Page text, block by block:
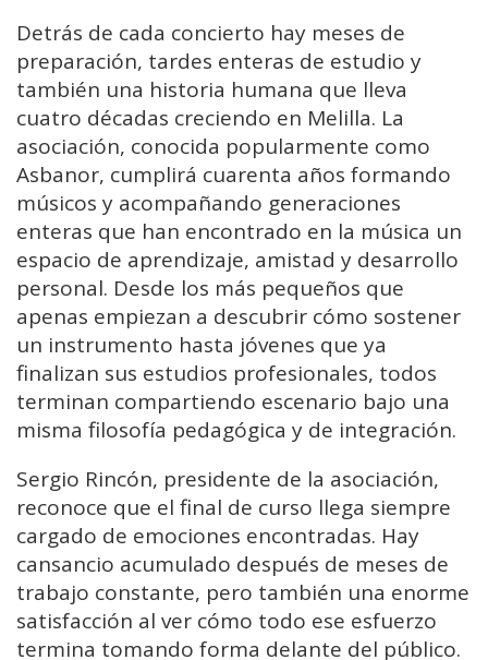
Detrás de cada concierto hay meses de
preparación, tardes enteras de estudio y
también una historia humana que lleva
cuatro décadas creciendo en Melilla. La
asociación, conocida popularmente como
Asbanor, cumplirá cuarenta años formando
músicos y acompañando generaciones
enteras que han encontrado en la música un
espacio de aprendizaje, amistad y desarrollo
personal. Desde los más pequeños que
apenas empiezan a descubrir cómo sostener
un instrumento hasta jóvenes que ya
finalizan sus estudios profesionales, todos
terminan compartiendo escenario bajo una
misma filosofía pedagógica y de integración.
Sergio Rincón, presidente de la asociación,
reconoce que el final de curso llega siempre
cargado de emociones encontradas. Hay
cansancio acumulado después de meses de
trabajo constante, pero también una enorme
satisfacción al ver cómo todo ese esfuerzo
termina tomando forma delante del público.